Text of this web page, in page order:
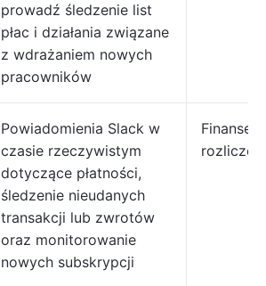
prowadź śledzenie list
płac i działania związane
z wdrażaniem nowych
pracowników
Powiadomienia Slack w
czasie rzeczywistym
dotyczące płatności,
śledzenie nieudanych
transakcji lub zwrotów
oraz monitorowanie
nowych subskrypcji
Finanse i